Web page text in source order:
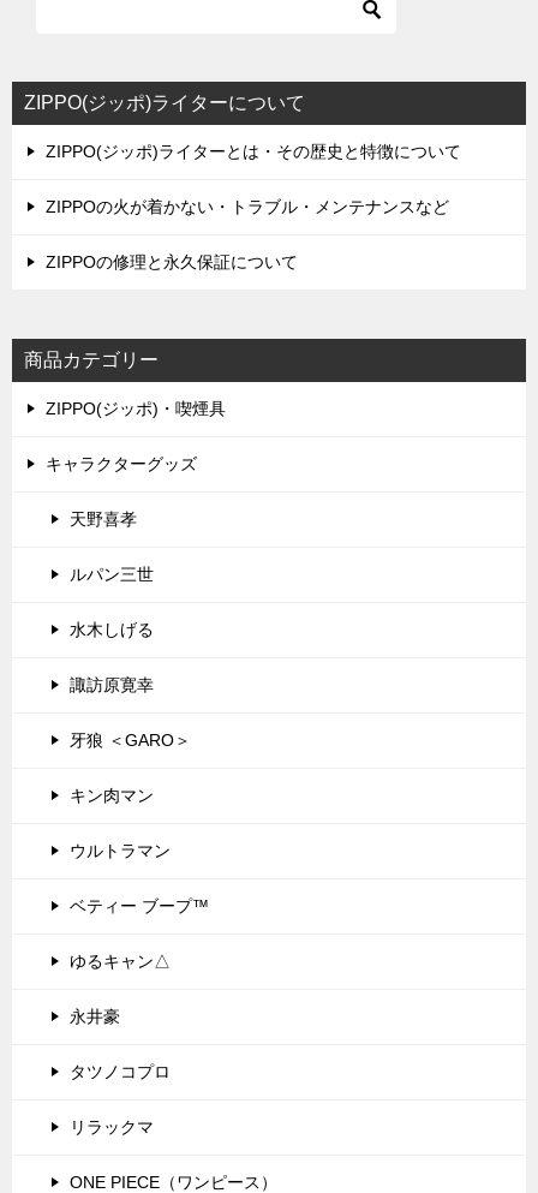
ZIPPO(ジッポ)ライターについて
ZIPPO(ジッポ)ライターとは・その歴史と特徴について
ZIPPOの火が着かない・トラブル・メンテナンスなど
ZIPPOの修理と永久保証について
商品カテゴリー
ZIPPO(ジッポ)・喫煙具
キャラクターグッズ
天野喜孝
ルパン三世
水木しげる
諏訪原寛幸
牙狼 ＜GARO＞
キン肉マン
ウルトラマン
ベティー ブープ™
ゆるキャン△
永井豪
タツノコプロ
リラックマ
ONE PIECE（ワンピース）